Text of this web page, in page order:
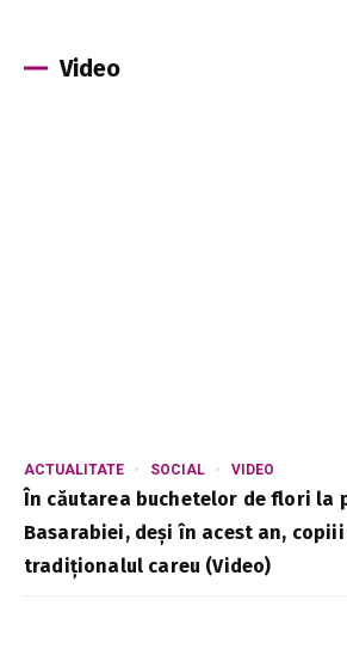
Video
ACTUALITATE SOCIAL VIDEO
În căutarea buchetelor de flori la
Basarabiei, deși în acest an,
tradiționalul careu (Video)